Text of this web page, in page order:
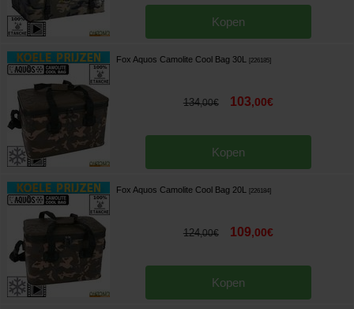
Kopen
Fox Aquos Camolite Cool Bag 30L [226185]
134,00€ 103,00€
Kopen
Fox Aquos Camolite Cool Bag 20L [226184]
124,00€ 109,00€
Kopen